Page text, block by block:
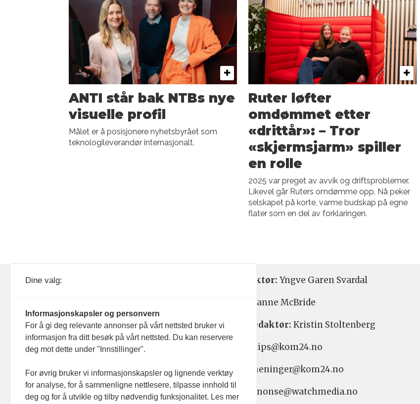
ANTI står bak NTBs nye
visuelle profil
Målet er å posisjonere nyhetsbyrået som
teknologileverandør internasjonalt.
Ruter løfter
omdømmet etter
«drittår»: – Tror
«skjermsjarm» spiller
en rolle
2025 var preget av avvik og driftsproblemer.
Likevel går Ruters omdømme opp. Nå peker
selskapet på korte, varme budskap på egne
flater som en del av forklaringen.
093 182
Nyhetsredaktør: Yngve Garen Svardal
Hanne McBride
Ansvarlig redaktør: Kristin Stoltenberg
Nyhetstips: tips@kom24.no
Meninger: meninger@kom24.no
Annonse: annonse@watchmedia.no
Dine valg:
Informasjonskapsler og personvern
For å gi deg relevante annonser på vårt nettsted bruker vi
informasjon fra ditt besøk på vårt nettsted. Du kan reservere
deg mot dette under "Innstillinger".
For øvrig bruker vi informasjonskapsler og lignende verktøy
for analyse, for å sammenligne nettlesere, tilpasse innhold til
deg og for å utvikle og tilby nødvendig funksjonalitet. Les mer